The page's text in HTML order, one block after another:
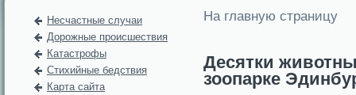
Несчастные случаи
Дорожные происшествия
Катастрофы
Стихийные бедствия
Карта сайта
На главную страницу
Десятки
зоопарке